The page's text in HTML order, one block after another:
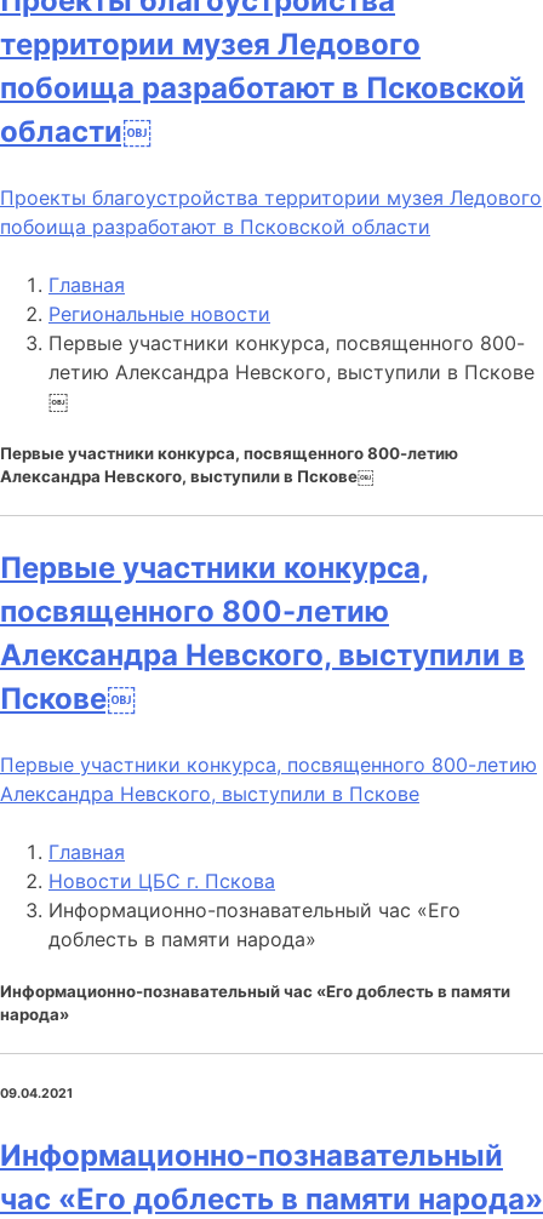
территории музея Ледового
побоища разработают в Псковской
области￼
Проекты благоустройства территории музея Ледового
побоища разработают в Псковской области
Главная
Региональные новости
Первые участники конкурса, посвященного 800-
летию Александра Невского, выступили в Пскове
￼
Первые участники конкурса, посвященного 800-летию
Александра Невского, выступили в Пскове￼
Первые участники конкурса,
посвященного 800-летию
Александра Невского, выступили в
Пскове￼
Первые участники конкурса, посвященного 800-летию
Александра Невского, выступили в Пскове
Главная
Новости ЦБС г. Пскова
Информационно-познавательный час «Его
доблесть в памяти народа»
Информационно-познавательный час «Его доблесть в памяти
народа»
09.04.2021
Информационно-познавательный
час «Его доблесть в памяти народа»